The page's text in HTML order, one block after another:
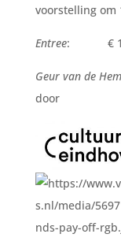
voorstelling om
Entree: € 10
Geur van de
door